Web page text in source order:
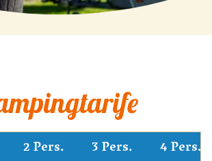
2 Pers. 3 Pers.
4 Pers.